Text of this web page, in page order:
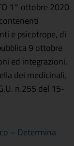
1° ottobre 2020
e psicotrope, di
9 ottobre
ed integrazioni.
dei medicinali,
n.255 del 15-
– Determina